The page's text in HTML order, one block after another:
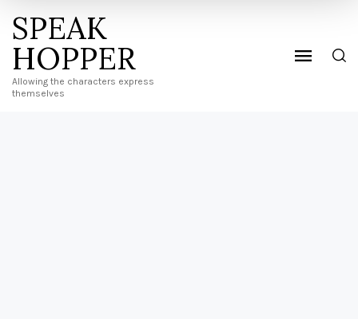
SPEAK
HOPPER
Allowing the characters express
themselves